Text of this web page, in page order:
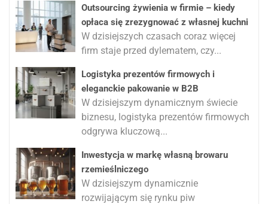
Outsourcing żywienia w firmie – kiedy
opłaca się zrezygnować z własnej kuchni
W dzisiejszych czasach coraz więcej
firm staje przed dylematem, czy...
Logistyka prezentów firmowych i
eleganckie pakowanie w B2B
W dzisiejszym dynamicznym świecie
biznesu, logistyka prezentów firmowych
odgrywa kluczową...
Inwestycja w markę własną browaru
rzemieślniczego
W dzisiejszym dynamicznie
rozwijającym się rynku piw